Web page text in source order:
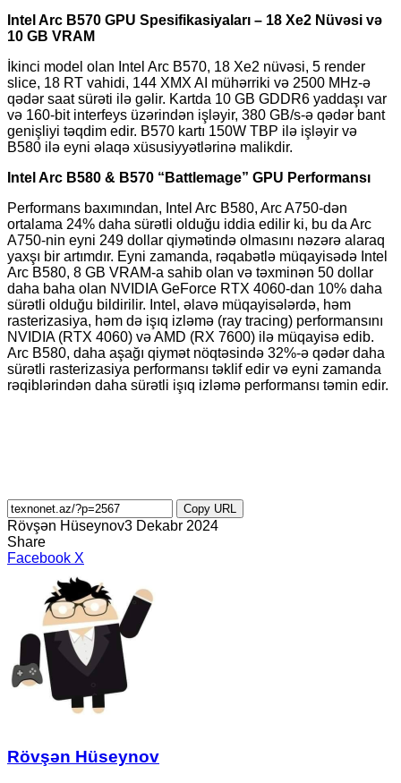
Intel Arc B570 GPU Spesifikasiyaları – 18 Xe2 Nüvəsi və
10 GB VRAM
İkinci model olan Intel Arc B570, 18 Xe2 nüvəsi, 5 render
slice, 18 RT vahidi, 144 XMX AI mühərriki və 2500 MHz-ə
qədər saat sürəti ilə gəlir. Kartda 10 GB GDDR6 yaddaşı var
və 160-bit interfeys üzərindən işləyir, 380 GB/s-ə qədər bant
genişliyi təqdim edir. B570 kartı 150W TBP ilə işləyir və
B580 ilə eyni əlaqə xüsusiyyətlərinə malikdir.
Intel Arc B580 & B570 “Battlemage” GPU Performansı
Performans baxımından, Intel Arc B580, Arc A750-dən
ortalama 24% daha sürətli olduğu iddia edilir ki, bu da Arc
A750-nin eyni 249 dollar qiymətində olmasını nəzərə alaraq
yaxşı bir artımdır. Eyni zamanda, rəqabətlə müqayisədə Intel
Arc B580, 8 GB VRAM-a sahib olan və təxminən 50 dollar
daha baha olan NVIDIA GeForce RTX 4060-dan 10% daha
sürətli olduğu bildirilir. Intel, əlavə müqayisələrdə, həm
rasterizasiya, həm də işıq izləmə (ray tracing) performansını
NVIDIA (RTX 4060) və AMD (RX 7600) ilə müqayisə edib.
Arc B580, daha aşağı qiymət nöqtəsində 32%-ə qədər daha
sürətli rasterizasiya performansı təklif edir və eyni zamanda
rəqiblərindən daha sürətli işıq izləmə performansı təmin edir.
Copy URL
Rövşən Hüseynov3 Dekabr 2024
Share
Facebook X
Email
Rövşən Hüseynov